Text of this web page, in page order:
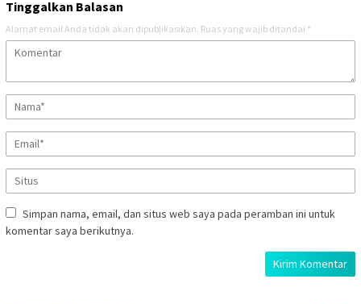
Tinggalkan Balasan
Alamat email Anda tidak akan dipublikasikan. Ruas yang wajib ditandai *
Simpan nama, email, dan situs web saya pada peramban ini untuk
komentar saya berikutnya.